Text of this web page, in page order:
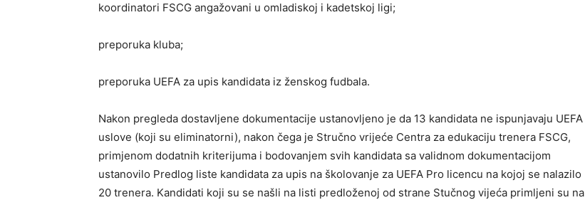
koordinatori FSCG angažovani u omladiskoj i kadetskoj ligi;
preporuka kluba;
preporuka UEFA za upis kandidata iz ženskog fudbala.
Nakon pregleda dostavljene dokumentacije ustanovljeno je da 13 kandidata ne ispunjavaju UEFA
uslove (koji su eliminatorni), nakon čega je Stručno vrijeće Centra za edukaciju trenera FSCG,
primjenom dodatnih kriterijuma i bodovanjem svih kandidata sa validnom dokumentacijom
ustanovilo Predlog liste kandidata za upis na školovanje za UEFA Pro licencu na kojoj se nalazilo
20 trenera. Kandidati koji su se našli na listi predloženoj od strane Stučnog vijeća primljeni su na